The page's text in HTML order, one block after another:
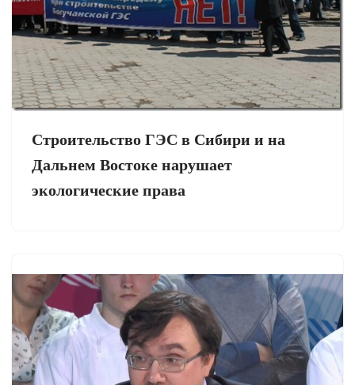
Строительство ГЭС в Сибири и на
Дальнем Востоке нарушает
экологические права